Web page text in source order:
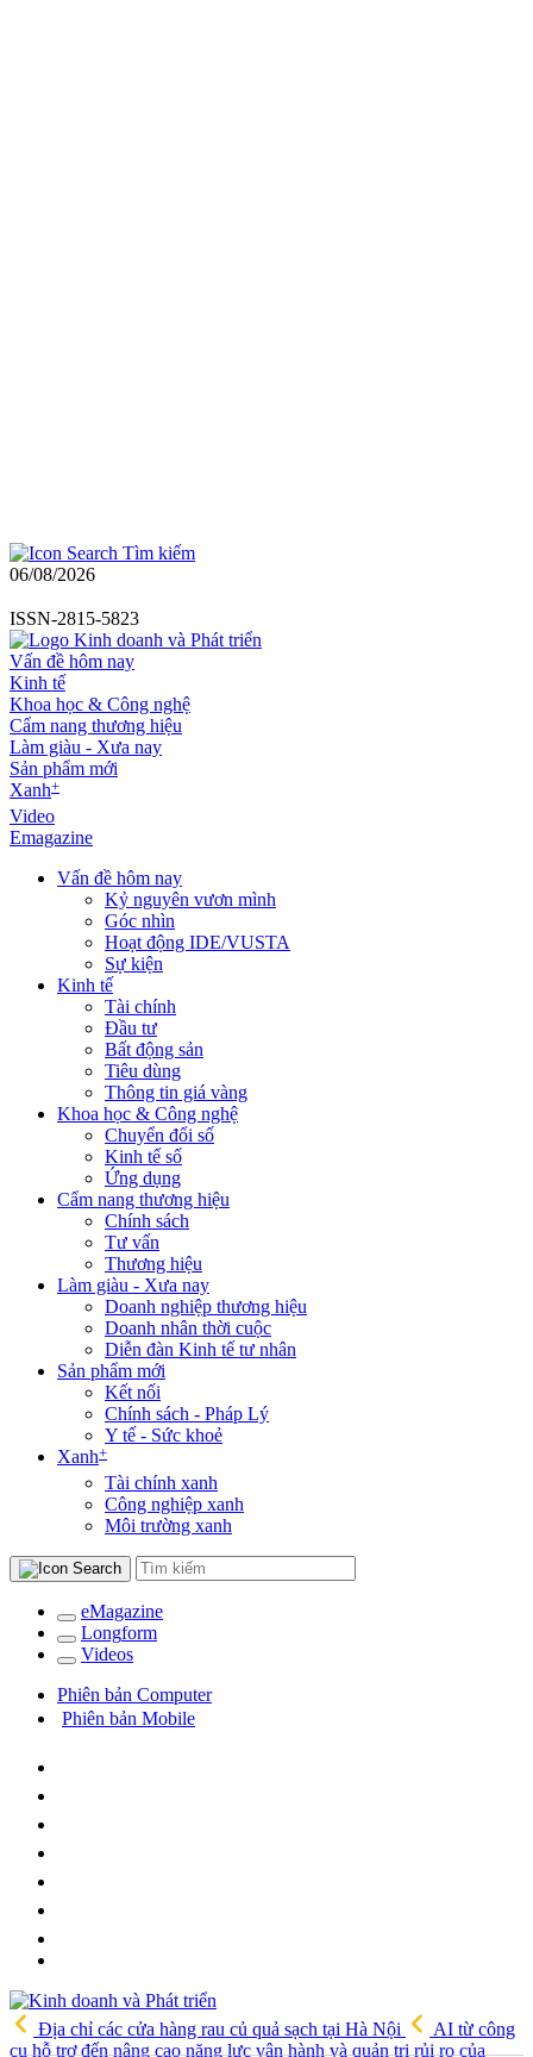
Tìm kiếm
06/08/2026
ISSN-2815-5823
Vấn đề hôm nay
Kinh tế
Khoa học & Công nghệ
Cẩm nang thương hiệu
Làm giàu - Xưa nay
Sản phẩm mới
Xanh+
Video
Emagazine
Vấn đề hôm nay
Kỷ nguyên vươn mình
Góc nhìn
Hoạt động IDE/VUSTA
Sự kiện
Kinh tế
Tài chính
Đầu tư
Bất động sản
Tiêu dùng
Thông tin giá vàng
Khoa học & Công nghệ
Chuyển đổi số
Kinh tế số
Ứng dụng
Cẩm nang thương hiệu
Chính sách
Tư vấn
Thương hiệu
Làm giàu - Xưa nay
Doanh nghiệp thương hiệu
Doanh nhân thời cuộc
Diễn đàn Kinh tế tư nhân
Sản phẩm mới
Kết nối
Chính sách - Pháp Lý
Y tế - Sức khoẻ
Xanh+
Tài chính xanh
Công nghiệp xanh
Môi trường xanh
eMagazine
Longform
Videos
Phiên bản Computer
Phiên bản Mobile
Địa chỉ các cửa hàng rau củ quả sạch tại Hà Nội
AI từ công
cụ hỗ trợ đến nâng cao năng lực vận hành và quản trị rủi ro của